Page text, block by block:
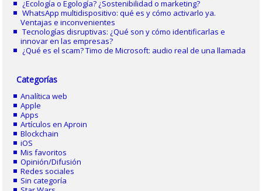
¿Ecología o Egología? ¿Sostenibilidad o marketing?
WhatsApp multidispositivo: qué es y cómo activarlo ya.
Ventajas e inconvenientes
Tecnologías disruptivas: ¿Qué son y cómo identificarlas e
innovar en las empresas?
¿Qué es el scam? Timo de Microsoft: audio real de una llamada
Categorías
Analítica web
Apple
Apps
Artículos en Aproin
Blockchain
iOS
Mis favoritos
Opinión/Difusión
Redes sociales
Sin categoría